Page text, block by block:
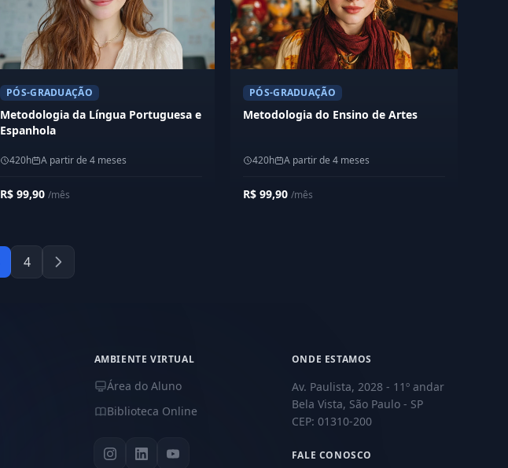
PÓS-GRADUAÇÃO
Metodologia da Língua Portuguesa e
Espanhola
420h A partir de 4 meses
R$ 99,90 /mês
PÓS-GRADUAÇÃO
Metodologia do Ensino de Artes
420h A partir de 4 meses
R$ 99,90 /mês
4
AMBIENTE VIRTUAL
Área do Aluno
Biblioteca Online
ONDE ESTAMOS
Av. Paulista, 2028 - 11º andar
Bela Vista, São Paulo - SP
CEP: 01310-200
FALE CONOSCO